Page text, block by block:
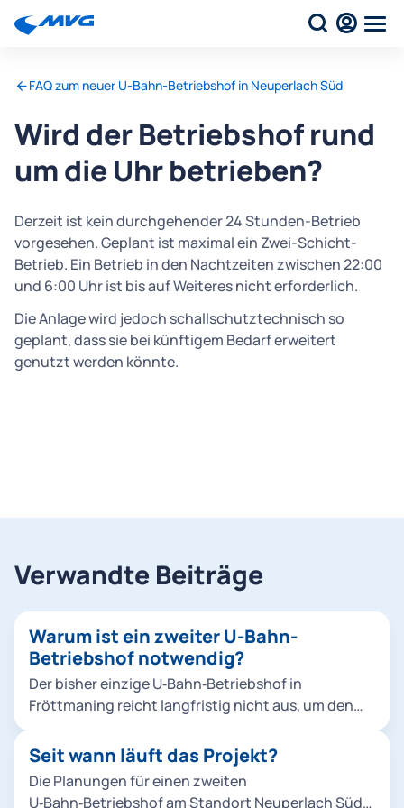
FAQ zum neuer U-Bahn-Betriebshof in Neuperlach Süd
Wird der Betriebshof rund
um die Uhr betrieben?
Derzeit ist kein durchgehender 24 Stunden-Betrieb
vorgesehen. Geplant ist maximal ein Zwei-Schicht-
Betrieb. Ein Betrieb in den Nachtzeiten zwischen 22:00
und 6:00 Uhr ist bis auf Weiteres nicht erforderlich.
Die Anlage wird jedoch schallschutztechnisch so
geplant, dass sie bei künftigem Bedarf erweitert
genutzt werden könnte.
Verwandte Beiträge
Warum ist ein zweiter U-Bahn-
Betriebshof notwendig?
Der bisher einzige U‑Bahn‑Betriebshof in
Fröttmaning reicht langfristig nicht aus, um den
Angebot der Münchner U‑Bahn sowie
Instandhaltungsarbeiten im U‑Bahn‑Netz
zuverlässig abzuwickeln. Außerdem ist ein zweiter
Seit wann läuft das Projekt?
Die Planungen für einen zweiten
U‑Bahn‑Betriebshof am Standort Neuperlach Süd